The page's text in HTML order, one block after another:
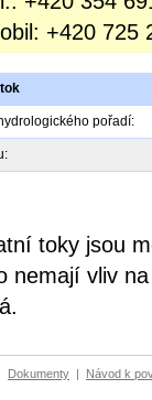
+420 725
pořadí:
toky jsou
nemají vliv
Dokumenty | Návod k